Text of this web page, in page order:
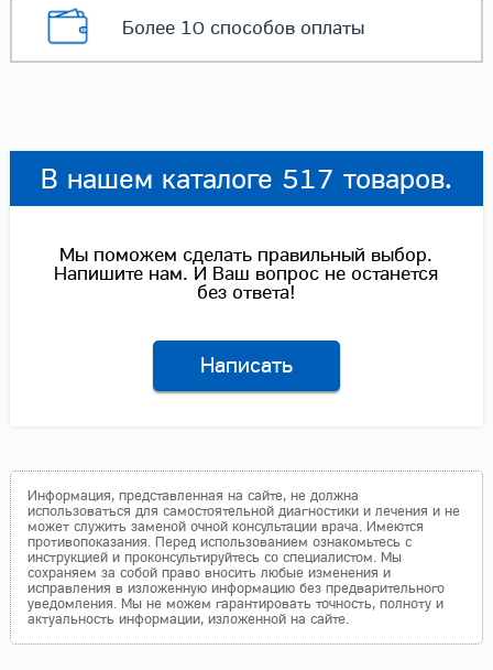
Более 10 способовоплаты
В нашем каталоге 517 товаров.
Мы поможем сделать правильный выбор.
Напишите нам. И Ваш вопрос не останется
без ответа!
Написать
Информация, представленная на сайте, не должна
использоваться для самостоятельной диагностики и лечения и не
может служить заменой очной консультации врача. Имеются
противопоказания. Перед использованием ознакомьтесь с
инструкцией и проконсультируйтесь со специалистом. Мы
сохраняем за собой право вносить любые изменения и
исправления в изложенную информацию без предварительного
уведомления. Мы не можем гарантировать точность, полноту и
актуальность информации, изложенной на сайте.